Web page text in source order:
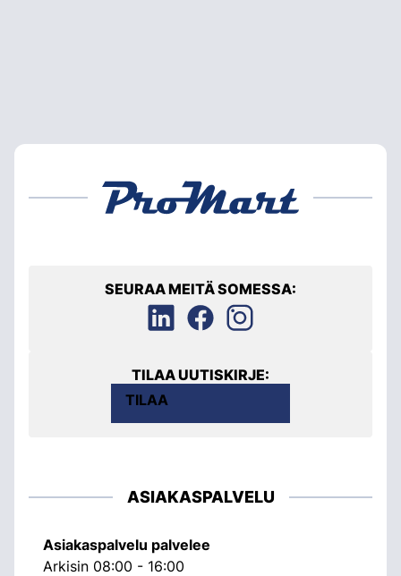
SEURAA MEITÄ SOMESSA:
TILAA UUTISKIRJE:
TILAA
ASIAKASPALVELU
Asiakaspalvelu palvelee
Arkisin 08:00 - 16:00